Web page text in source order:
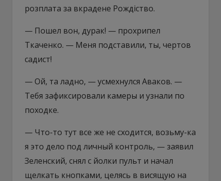
розплата за вкрадене Рождіство.
— Пошел вон, дурак! — прохрипел
Ткаченко. — Меня подставили, ты, чертов
садист!
— Ой, та ладно, — усмехнулся Аваков. —
Тебя зафиксировали камеры и узнали по
походке.
— Что-то тут все же не сходится, возьму-ка
я это дело под личный контроль, — заявил
Зеленский, снял с йолки пульт и начал
щелкать кнопками, целясь в висящую на